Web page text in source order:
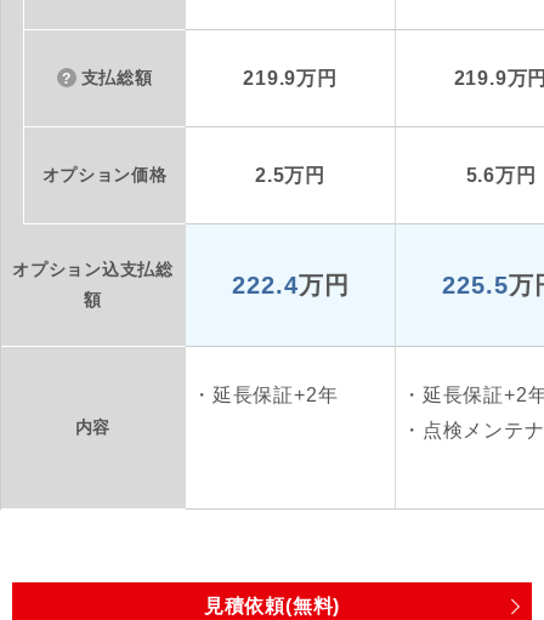
支払総額 219.9万円 219.9万
オプション価格 2.5万円 5.6万円
オプション込支払総
額
222.4万円 225.5万
内容
延長保証+2年
延長保証+2
点検メンテ
見積依頼(無料)